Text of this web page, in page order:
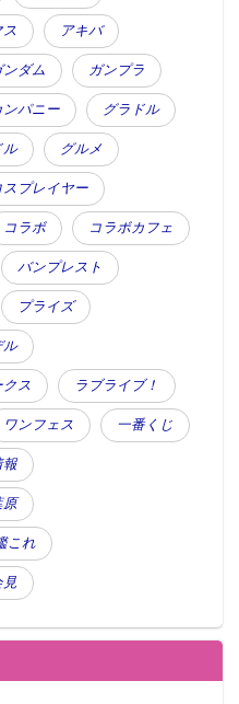
ルが飾られていた。
』でお馴染みの「ヽ(*ﾟдﾟ)ノカイバ
ス アキバ
ンダム ガンプラ
ンパニー グラドル
ル グルメ
スプレイヤー
コラボ コラボカフェ
バンプレスト
プライズ
ル
クス ラブライブ！
ワンフェス 一番くじ
報
原
これ
見